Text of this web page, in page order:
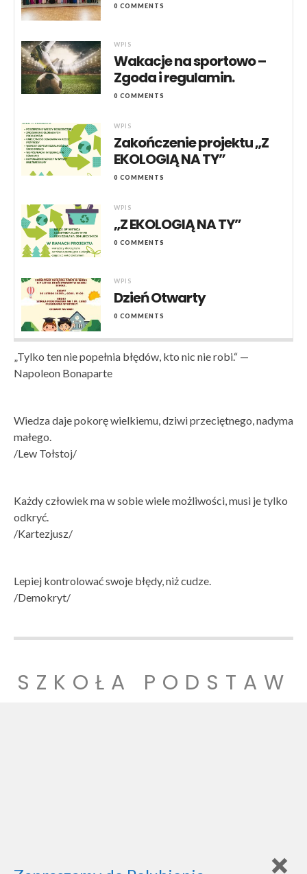
0 COMMENTS
WPIS
Wakacje na sportowo –
Zgoda i regulamin.
0 COMMENTS
WPIS
Zakończenie projektu „Z
EKOLOGIĄ NA TY”
0 COMMENTS
WPIS
„Z EKOLOGIĄ NA TY”
0 COMMENTS
WPIS
Dzień Otwarty
0 COMMENTS
„Tylko ten nie popełnia błędów, kto nic nie robi.“ —
Napoleon Bonaparte
Wiedza daje pokorę wielkiemu, dziwi przeciętnego, nadyma
małego.
/Lew Tołstoj/
Każdy człowiek ma w sobie wiele możliwości, musi je tylko
odkryć.
/Kartezjusz/
Lepiej kontrolować swoje błędy, niż cudze.
/Demokryt/
SZKOŁA PODSTAW